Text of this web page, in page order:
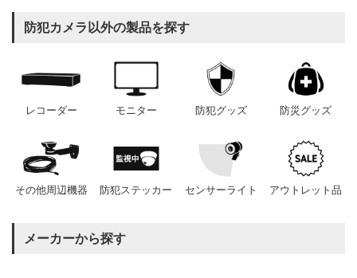
防犯カメラ以外の製品を探す
レコーダー モニター 防犯グッズ 防災グッズ
その他周辺機器 防犯ステッカー センサーライト アウトレット品
メーカーから探す